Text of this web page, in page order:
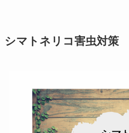
シマトネリコ害虫対策